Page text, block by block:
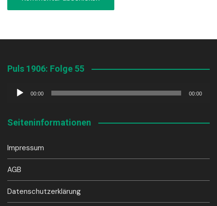
Puls 1906: Folge 55
Audio-
00:00 00:00
Seiteninformationen
Impressum
AGB
Datenschutzerklärung